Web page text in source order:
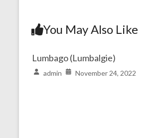
You May Also Like
Lumbago (Lumbalgie)
admin November 24, 2022